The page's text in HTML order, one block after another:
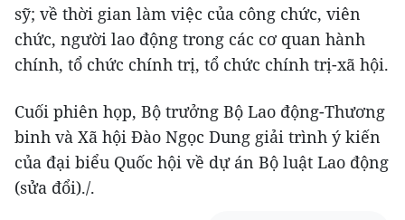
sỹ; về thời gian làm việc của công chức, viên
chức, người lao động trong các cơ quan hành
chính, tổ chức chính trị, tổ chức chính trị-xã hội.
Cuối phiên họp, Bộ trưởng Bộ Lao động-Thương
binh và Xã hội Đào Ngọc Dung giải trình ý kiến
của đại biểu Quốc hội về dự án Bộ luật Lao động
(sửa đổi)./.